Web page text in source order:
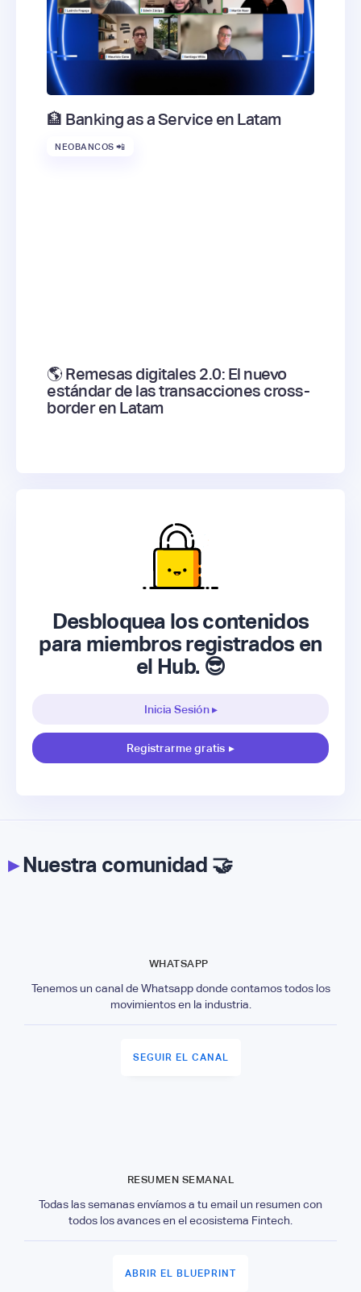
🏦 Banking as a Service en Latam
NEOBANCOS 📲
🌎 Remesas digitales 2.0: El nuevo
estándar de las transacciones cross-
border en Latam
Desbloquea los contenidos
para miembros registrados en
el Hub. 😎
Inicia Sesión ▸
Registrarme gratis ▸
▸Nuestra comunidad 🤝
WHATSAPP
Tenemos un canal de Whatsapp donde contamos todos los
movimientos en la industria.
SEGUIR EL CANAL
RESUMEN SEMANAL
Todas las semanas envíamos a tu email un resumen con
todos los avances en el ecosistema Fintech.
ABRIR EL BLUEPRINT